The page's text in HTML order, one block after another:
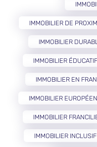
IMMOBILIER DE
IMMOBILIER
IMMOBILIER ÉDUCATIF
IMMOBILIER EN
IMMOBILIER EUROPÉEN
IMMOBILIER
IMMOBILIER INCLUSIF